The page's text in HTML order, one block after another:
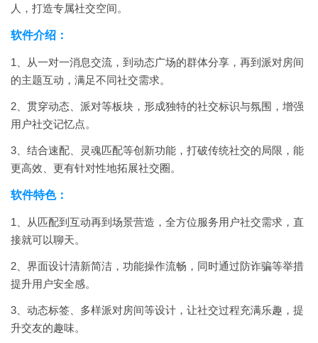
人，打造专属社交空间。
软件介绍：
1、从一对一消息交流，到动态广场的群体分享，再到派对房间
的主题互动，满足不同社交需求。
2、贯穿动态、派对等板块，形成独特的社交标识与氛围，增强
用户社交记忆点。
3、结合速配、灵魂匹配等创新功能，打破传统社交的局限，能
更高效、更有针对性地拓展社交圈。
软件特色：
1、从匹配到互动再到场景营造，全方位服务用户社交需求，直
接就可以聊天。
2、界面设计清新简洁，功能操作流畅，同时通过防诈骗等举措
提升用户安全感。
3、动态标签、多样派对房间等设计，让社交过程充满乐趣，提
升交友的趣味。